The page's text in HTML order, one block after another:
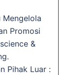
Mengelola
Promosi
&
Pihak Luar :